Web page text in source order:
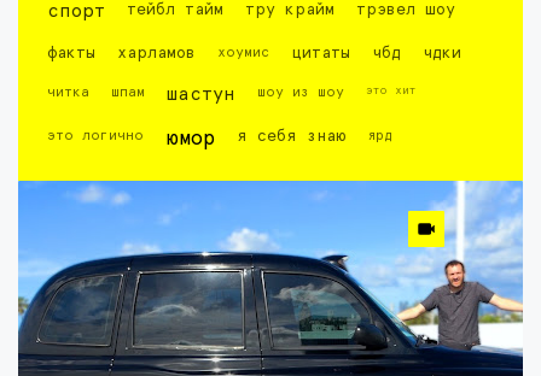
спорт тейбл тайм тру крайм трэвел шоу
факты харламов хоумис цитаты чбд чдки
читка шпам шастун шоу из шоу это хит
это логично юмор я себя знаю ярд